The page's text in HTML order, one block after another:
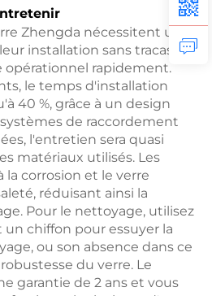
Zhengda nécessitent un
installation sans tracas
rapidement.
le temps d'installation
40 %, grâce à un design
de raccordement
l'entretien sera quasi
matériaux utilisés. Les
la corrosion et le verre
réduisant ainsi la
Pour le nettoyage, utilisez
chiffon pour essuyer la
ou son absence dans ce
du verre. Le
garantie de 2 ans et vous